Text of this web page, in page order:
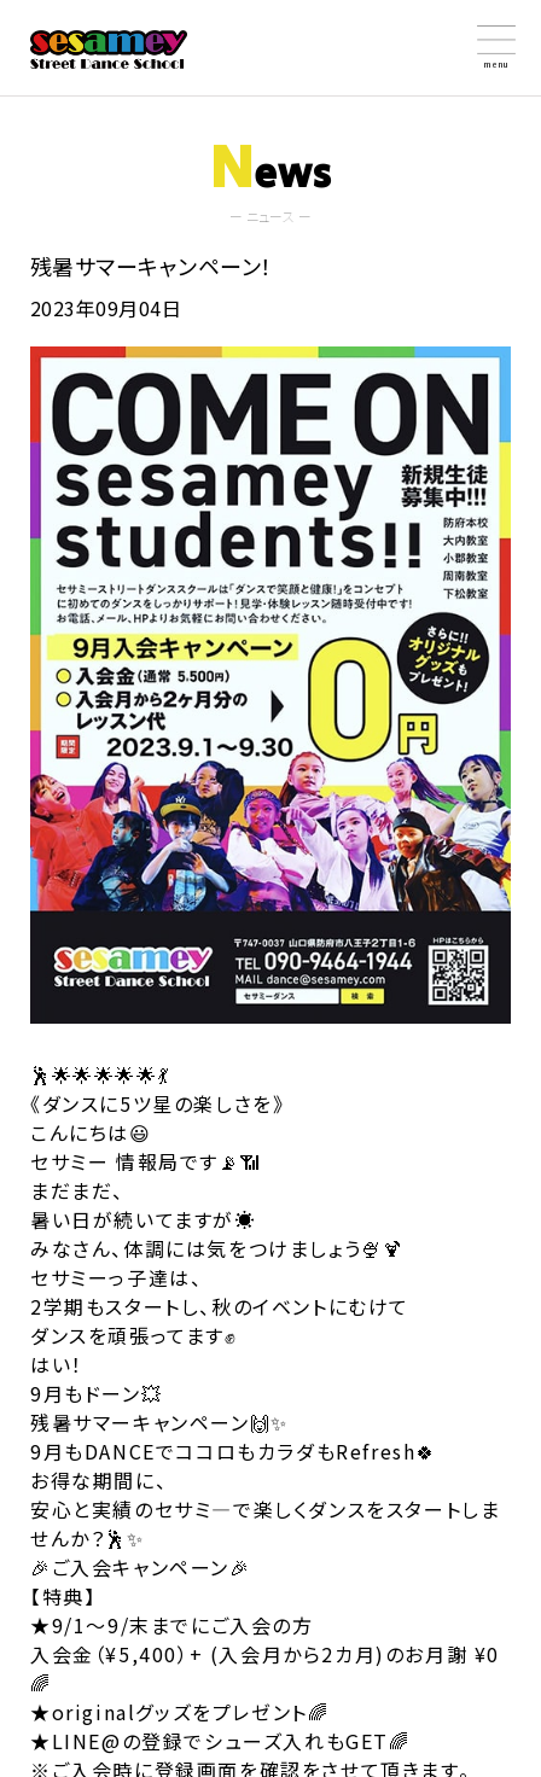
menu
News
ー ニュース ー
残暑サマーキャンペーン！
2023年09月04日
🕺🌟🌟🌟🌟🌟💃
《ダンスに5ツ星の楽しさを》
こんにちは😃
セサミー 情報局です📡📶
まだまだ、
暑い日が続いてますが☀️
みなさん、体調には気をつけましょう🍨🍹
セサミーっ子達は、
2学期もスタートし、秋のイベントにむけて
ダンスを頑張ってます✊
はい！
9月もドーン💥
残暑サマーキャンペーン🙌✨
9月もDANCEでココロもカラダもRefresh🍀
お得な期間に、
安心と実績のセサミ―で楽しくダンスをスタートしま
せんか？🕺✨
🎉ご入会キャンペーン🎉
【特典】
★9/1〜9/末までにご入会の方
入会金（¥5,400）+ (入会月から2カ月)のお月謝 ¥0
🌈
★originalグッズをプレゼント🌈
★LINE@の登録でシューズ入れもGET🌈
※ご入会時に登録画面を確認をさせて頂きます。